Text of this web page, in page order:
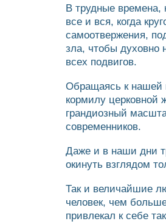
В трудные времена,
все и вся, когда
самоотвержения,
зла, чтобы духовно
всех подвигов.
Обращаясь к нашей
кормилу церковной
грандиозный
современников.
Даже и в наши дни
окинуть взглядом
Так и величайшие
человек, чем
привлекал к себе